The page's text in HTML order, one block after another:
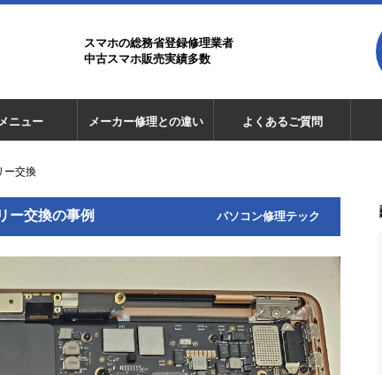
スマホの総務省登録修理業者
中古スマホ販売実績多数
ニュー メーカー修理との違い よくあるご質問
ー交換
ー交換の事例 パソコン修理テック